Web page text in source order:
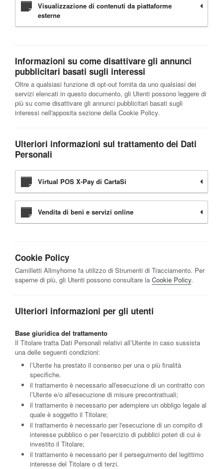
Visualizzazione di contenuti da piattaforme
esterne
Informazioni su come disattivare gli annunci
pubblicitari basati sugli interessi
Oltre a qualsiasi funzione di opt-out fornita da uno qualsiasi dei
servizi elencati in questo documento, gli Utenti possono leggere di
più su come disattivare gli annunci pubblicitari basati sugli
interessi nell'apposita sezione della Cookie Policy.
Ulteriori informazioni sul trattamento dei Dati
Personali
Virtual POS X-Pay di CartaSi
Vendita di beni e servizi online
Cookie Policy
Camilletti Allmyhome fa utilizzo di Strumenti di Tracciamento. Per
saperne di più, gli Utenti possono consultare la Cookie Policy.
Ulteriori informazioni per gli utenti
Base giuridica del trattamento
Il Titolare tratta Dati Personali relativi all’Utente in caso sussista
una delle seguenti condizioni:
l’Utente ha prestato il consenso per una o più finalità
specifiche.
il trattamento è necessario all'esecuzione di un contratto con
l’Utente e/o all'esecuzione di misure precontrattuali;
il trattamento è necessario per adempiere un obbligo legale al
quale è soggetto il Titolare;
il trattamento è necessario per l'esecuzione di un compito di
interesse pubblico o per l'esercizio di pubblici poteri di cui è
investito il Titolare;
il trattamento è necessario per il perseguimento del legittimo
interesse del Titolare o di terzi.